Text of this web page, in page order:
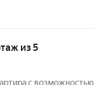
из 5
с возможностью